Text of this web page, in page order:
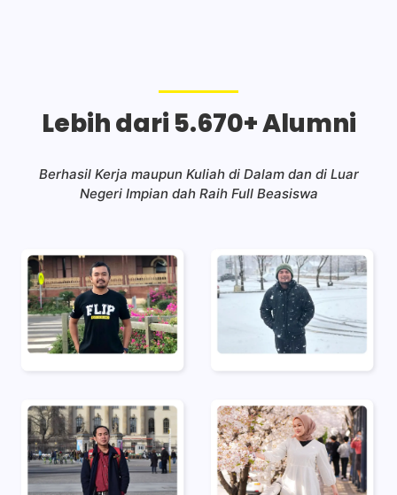
Lebih dari 5.670+ Alumni
Berhasil Kerja maupun Kuliah di Dalam dan di Luar
Negeri Impian dah Raih Full Beasiswa